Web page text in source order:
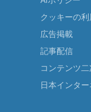
クッキーの
広告掲載
記事配信
コンテンツ
日本インタ